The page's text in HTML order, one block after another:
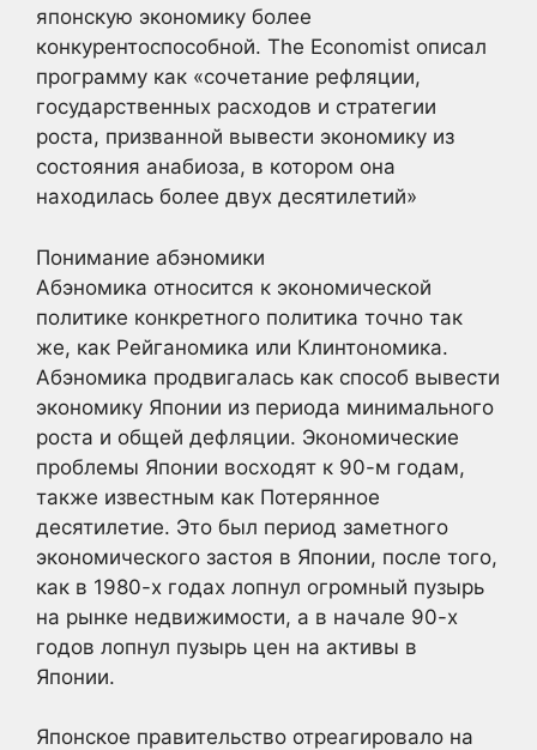
японскую экономику более
конкурентоспособной. The Economist описал
программу как «сочетание рефляции,
государственных расходов и стратегии
роста, призванной вывести экономику из
состояния анабиоза, в котором она
находилась более двух десятилетий»
Понимание абэномики
Абэномика относится к экономической
политике конкретного политика точно так
же, как Рейганомика или Клинтономика.
Абэномика продвигалась как способ вывести
экономику Японии из периода минимального
роста и общей дефляции. Экономические
проблемы Японии восходят к 90-м годам,
также известным как Потерянное
десятилетие. Это был период заметного
экономического застоя в Японии, после того,
как в 1980-х годах лопнул огромный пузырь
на рынке недвижимости, а в начале 90-х
годов лопнул пузырь цен на активы в
Японии.
Японское правительство отреагировало на